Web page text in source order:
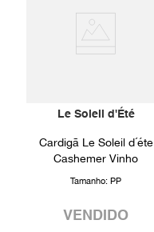
Le Soleil d'Été
Cardigã Le Soleil d´éte
Cashemer Vinho
Tamanho: PP
VENDIDO